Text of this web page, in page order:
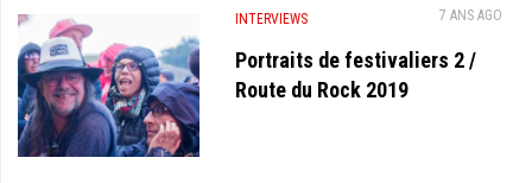
INTERVIEWS 7 ANS AGO
Portraits de festivaliers 2 /
Route du Rock 2019